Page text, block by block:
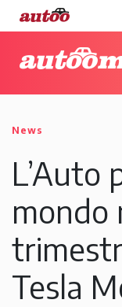
News
L’Auto
mondo
Tesla